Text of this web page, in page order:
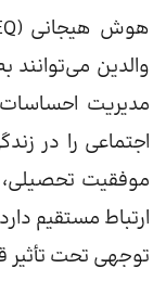
والدین می‌توانند
مدیریت
اجتماعی را در
موفقیت تحصیلی،
ارتباط مستقیم
توجهی تحت تأثیر